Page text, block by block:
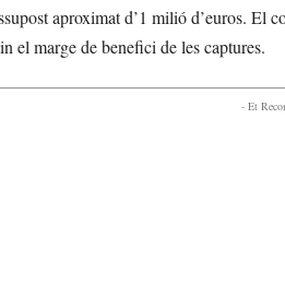
aproximat d’1 milió d’euros. El
el marge de benefici de les captures.
- Et